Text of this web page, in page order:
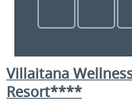
Villaitana
Resort****